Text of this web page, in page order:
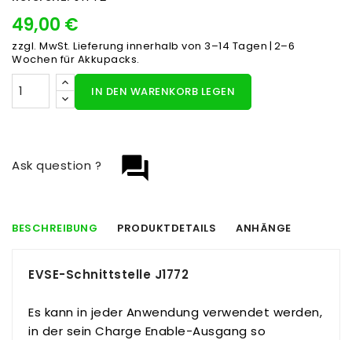
49,00 €
zzgl. MwSt. Lieferung innerhalb von 3–14 Tagen | 2–6
Wochen für Akkupacks.
IN DEN WARENKORB LEGEN
question_answer
Ask question ?
BESCHREIBUNG PRODUKTDETAILS ANHÄNGE
EVSE-Schnittstelle J1772
Es kann in jeder Anwendung verwendet werden,
in der sein Charge Enable-Ausgang so